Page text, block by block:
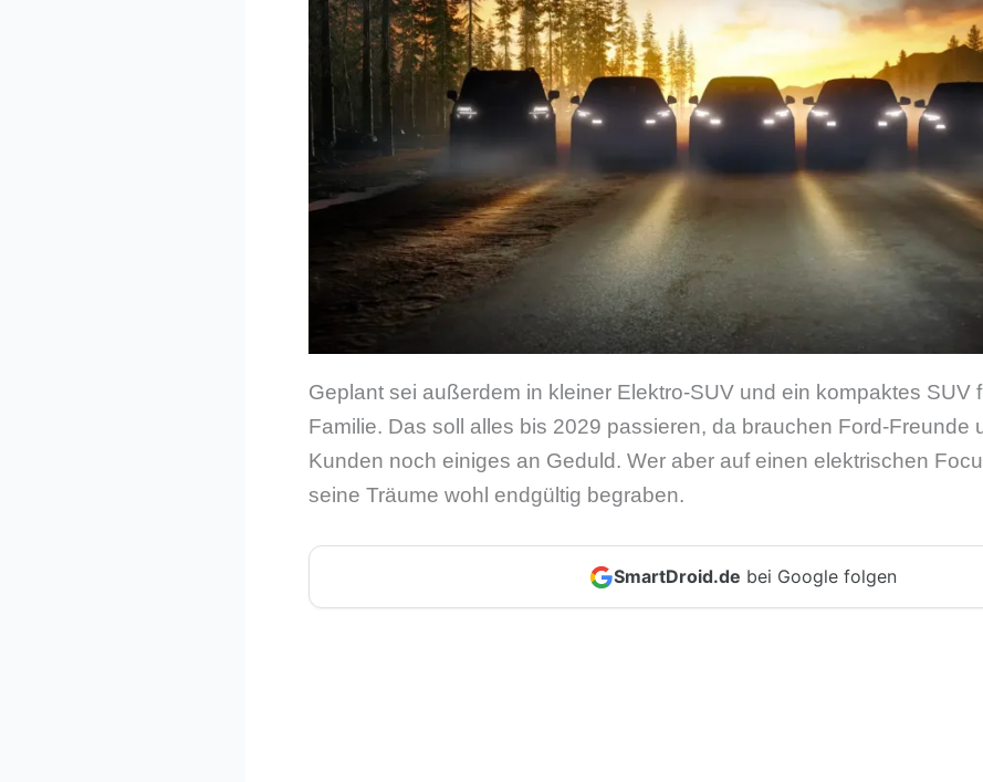
Geplant sei außerdem in kleiner Elektro-SUV und ein kompaktes SUV
Familie. Das soll alles bis 2029 passieren, da brauchen Ford-Freunde
Kunden noch einiges an Geduld. Wer aber auf einen elektrischen
seine Träume wohl endgültig begraben.
SmartDroid.de bei Google folgen